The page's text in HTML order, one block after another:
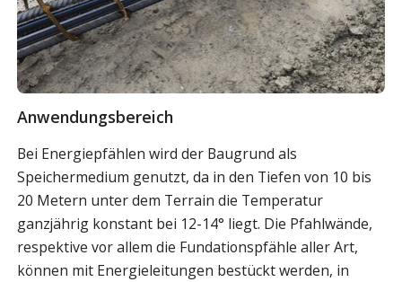
Anwendungsbereich
Bei Energiepfählen wird der Baugrund als
Speichermedium genutzt, da in den Tiefen von 10 bis
20 Metern unter dem Terrain die Temperatur
ganzjährig konstant bei 12-14° liegt. Die Pfahlwände,
respektive vor allem die Fundationspfähle aller Art,
können mit Energieleitungen bestückt werden, in